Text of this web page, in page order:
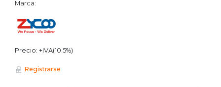
Marca:
Precio: +IVA(10.5%)
Registrarse